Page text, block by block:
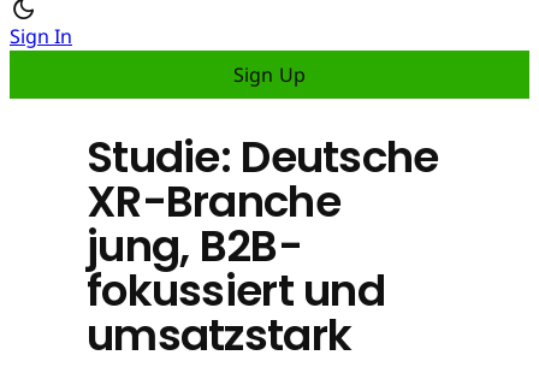
Sign In
Sign Up
Studie: Deutsche
XR-Branche
jung, B2B-
fokussiert und
umsatzstark